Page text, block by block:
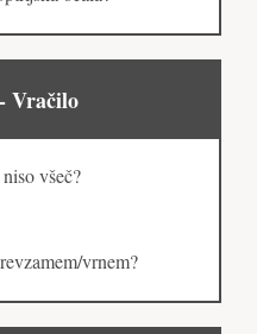
Vračilo
všeč?
vrnem?